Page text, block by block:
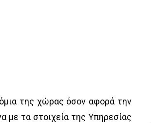
της χώρας όσον αφορά την
με τα στοιχεία της Υπηρεσίας